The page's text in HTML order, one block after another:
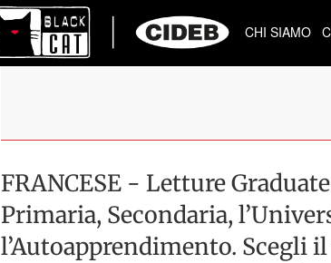
CHI SIAMO
FRANCESE - Letture
Primaria, Secondaria,
l’Autoapprendimento. Scegli